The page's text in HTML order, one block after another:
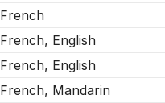
French
French, English
French, English
French, Mandarin